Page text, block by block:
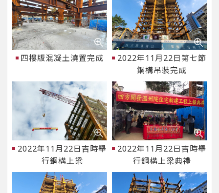
四樓版混凝土澆置完成
2022年11月22日第七節
鋼構吊裝完成
2022年11月22日吉時舉
行鋼構上梁
2022年11月22日吉時舉
行鋼構上梁典禮